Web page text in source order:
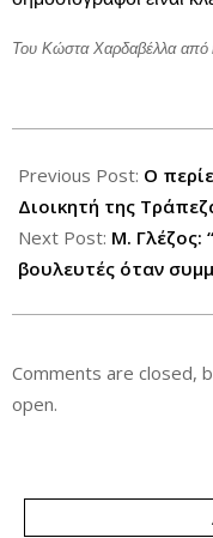
Του Κώστα Χαρδαβέλλα από
11-
06
Previous Post: Ο
Διοικητή της
Next Post: Μ. Γλέζος:
βουλευτές όταν
Comments are closed,
open.